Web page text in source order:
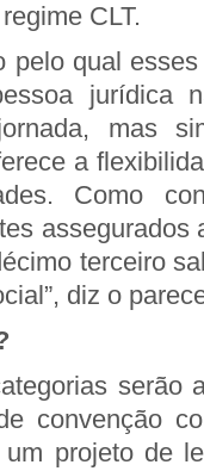
CLT.
pelo qual
jurídica
mas
a
Como
assegurados
terceiro
diz o
serão
convenção
projeto de